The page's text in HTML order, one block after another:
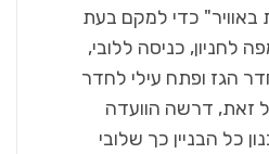
באוויר" כדי למקם בעת
לחניון, כניסה ללובי,
הגז ופתח עילי לחדר
זאת, דרשה הוועדה
כל הבניין כך שלובי